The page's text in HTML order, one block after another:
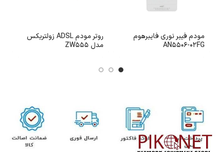
مودم فیبر نوری فایبرهوم
AN5506-02FG
روتر مودم ADSL زولتریکس
مدل ZW555